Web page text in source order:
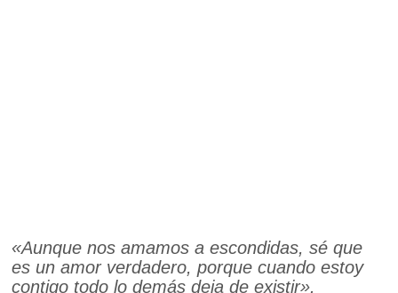
«Aunque nos amamos a escondidas, sé que
es un amor verdadero, porque cuando estoy
contigo todo lo demás deja de existir».